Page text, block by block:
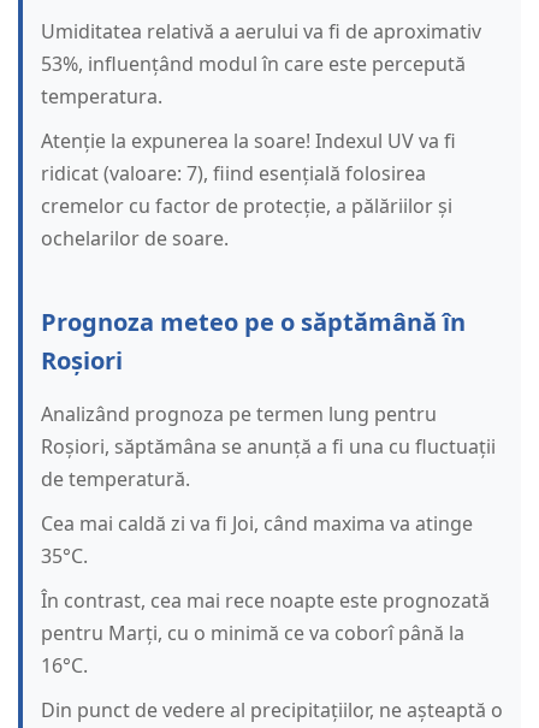
Umiditatea relativă a aerului va fi de aproximativ
53%, influențând modul în care este percepută
temperatura.
Atenție la expunerea la soare! Indexul UV va fi
ridicat (valoare: 7), fiind esențială folosirea
cremelor cu factor de protecție, a pălăriilor și
ochelarilor de soare.
Prognoza meteo pe o săptămână în
Roșiori
Analizând prognoza pe termen lung pentru
Roșiori, săptămâna se anunță a fi una cu fluctuații
de temperatură.
Cea mai caldă zi va fi Joi, când maxima va atinge
35°C.
În contrast, cea mai rece noapte este prognozată
pentru Marți, cu o minimă ce va coborî până la
16°C.
Din punct de vedere al precipitațiilor, ne așteaptă o